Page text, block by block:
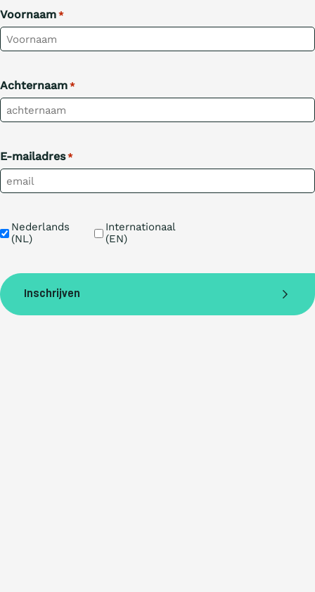
Voornaam *
Achternaam *
E-mailadres *
TaalNederlands
(NL)
Internationaal
(EN)
Inschrijven